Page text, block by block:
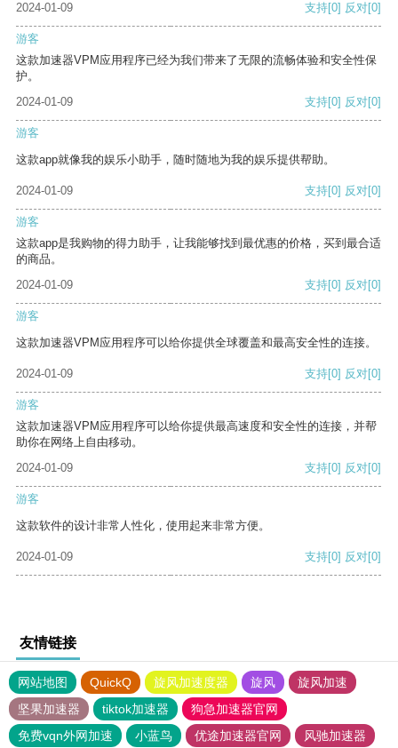
2024-01-09
支持[0] 反对[0]
游客
这款加速器VPM应用程序已经为我们带来了无限的流畅体验和安全性保
护。
2024-01-09
支持[0] 反对[0]
游客
这款app就像我的娱乐小助手，随时随地为我的娱乐提供帮助。
2024-01-09 支持[0] 反对[0]
游客
这款app是我购物的得力助手，让我能够找到最优惠的价格，买到最合适
的商品。
2024-01-09
支持[0] 反对[0]
游客
这款加速器VPM应用程序可以给你提供全球覆盖和最高安全性的连接。
2024-01-09 支持[0] 反对[0]
游客
这款加速器VPM应用程序可以给你提供最高速度和安全性的连接，并帮
助你在网络上自由移动。
2024-01-09
支持[0] 反对[0]
游客
这款软件的设计非常人性化，使用起来非常方便。
2024-01-09 支持[0] 反对[0]
友情链接
网站地图 QuickQ 旋风加速度器 旋风
旋风加速
坚果加速器
tiktok加速器
狗急加速器官网
免费vqn外网加速
小蓝鸟 优途加速器官网 风驰加速器